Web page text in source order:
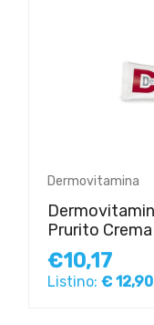
Dermovitamina
Prurito
€10,17
Listino: € 12,90